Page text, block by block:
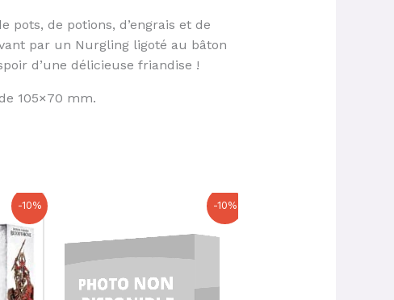
de potions, d’engrais et de
par un Nurgling ligoté au bâton
d’une délicieuse friandise !
105×70 mm.
-10% -10%
était :
64,00 €.57,60 €.